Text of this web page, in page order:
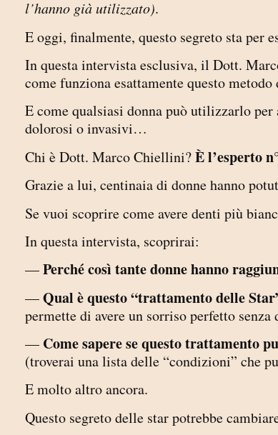
l’hanno già utilizzato).
E oggi, finalmente, questo segreto sta per
In questa intervista esclusiva, il Dott.
come funziona esattamente questo
E come qualsiasi donna può utilizzarlo
dolorosi o invasivi…
Chi è Dott. Marco Chiellini?È l’esperto
Grazie a lui, centinaia di donne hanno
Se vuoi scoprire come avere denti più
In questa intervista, scoprirai:
—Perché così tante donne hanno
—Qual è questo “trattamento delle
permette di avere un sorriso perfetto
— Come sapere se questo trattamento
(troverai una lista delle “condizioni” che
E molto altro ancora.
Questo segreto delle star potrebbe